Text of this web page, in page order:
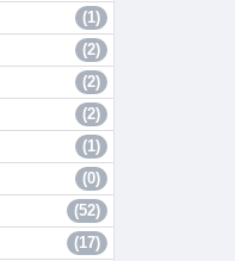
(1)
(2)
(2)
(2)
(1)
(0)
(52)
(17)